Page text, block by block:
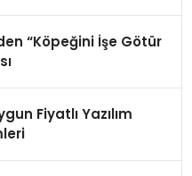
“Köpeğini İşe Götür
Fiyatlı Yazılım